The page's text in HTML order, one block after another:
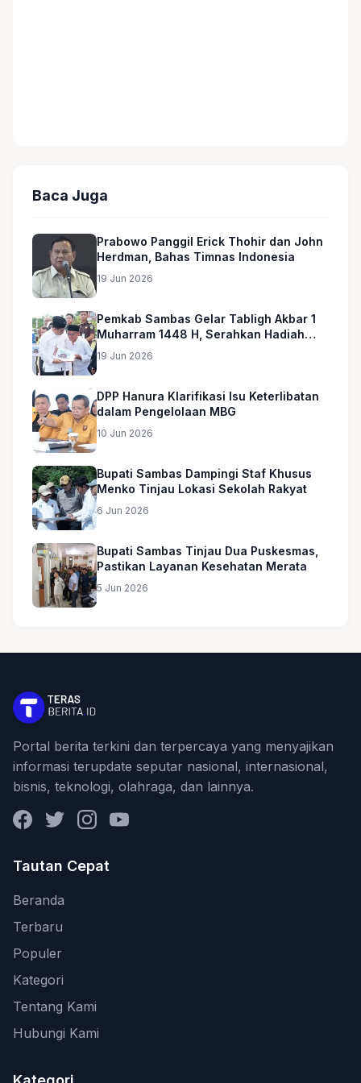
Baca Juga
Prabowo Panggil Erick Thohir dan John
Herdman, Bahas Timnas Indonesia
19 Jun 2026
Pemkab Sambas Gelar Tabligh Akbar 1
Muharram 1448 H, Serahkan Hadiah
Umroh untuk Guru Ngaji dan Imam
19 Jun 2026
DPP Hanura Klarifikasi Isu Keterlibatan
dalam Pengelolaan MBG
10 Jun 2026
Bupati Sambas Dampingi Staf Khusus
Menko Tinjau Lokasi Sekolah Rakyat
6 Jun 2026
Bupati Sambas Tinjau Dua Puskesmas,
Pastikan Layanan Kesehatan Merata
5 Jun 2026
Portal berita terkini dan terpercaya yang menyajikan
informasi terupdate seputar nasional, internasional,
bisnis, teknologi, olahraga, dan lainnya.
FacebookTwitterInstagramYouTube
Tautan Cepat
Beranda
Terbaru
Populer
Kategori
Tentang Kami
Hubungi Kami